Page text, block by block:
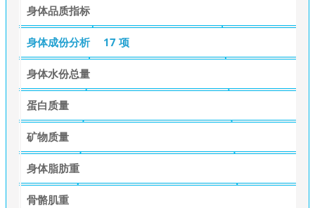
身体品质指标
身体成份分析 17 项
身体水份总量
蛋白质量
矿物质量
身体脂肪重
骨骼肌重